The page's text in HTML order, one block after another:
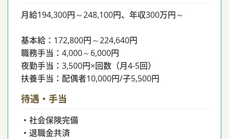
月給194,300円～248,100円、年収300万円～
基本給：172,800円～224,640円
職務手当：4,000～6,000円
夜勤手当：3,500円×回数（月4-5回）
扶養手当：配偶者10,000円/子5,500円
待遇・手当
・社会保険完備
・退職金共済